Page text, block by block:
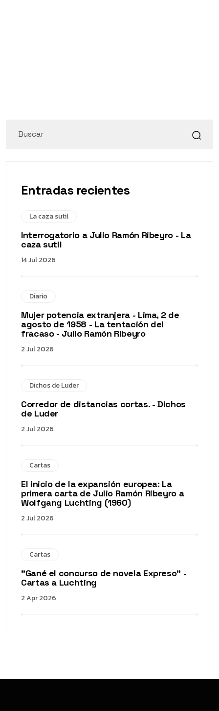
Entradas recientes
La caza sutil
Interrogatorio a Julio Ramón Ribeyro - La
caza sutil
14 Jul 2026
Diario
Mujer potencia extranjera - Lima, 2 de
agosto de 1958 - La tentación del
fracaso - Julio Ramón Ribeyro
2 Jul 2026
Dichos de Luder
Corredor de distancias cortas. - Dichos
de Luder
2 Jul 2026
Cartas
El inicio de la expansión europea: La
primera carta de Julio Ramón Ribeyro a
Wolfgang Luchting (1960)
2 Jul 2026
Cartas
"Gané el concurso de novela Expreso" -
Cartas a Luchting
2 Apr 2026